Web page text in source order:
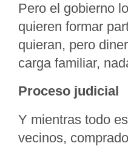
Pero el gobierno
quieren formar
quieran, pero
carga familiar,
Proceso judicial
Y mientras todo
vecinos,